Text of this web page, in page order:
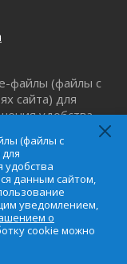
юбилея
добро
файлы (файлы с
сайта) для
удобства
на
с
о
cookie
(файлы с
удобства
данным сайтом,
уведомлением,
о
cookie можно